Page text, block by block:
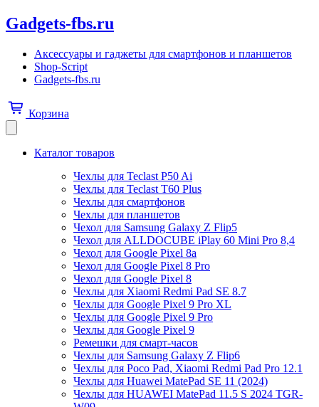
Gadgets-fbs.ru
Аксессуары и гаджеты для смартфонов и планшетов
Shop-Script
Gadgets-fbs.ru
Корзина
Каталог товаров
Чехлы для Teclast P50 Ai
Чехлы для Teclast T60 Plus
Чехлы для смартфонов
Чехлы для планшетов
Чехол для Samsung Galaxy Z Flip5
Чехол для ALLDOCUBE iPlay 60 Mini Pro 8,4
Чехол для Google Pixel 8a
Чехол для Google Pixel 8 Pro
Чехол для Google Pixel 8
Чехлы для Xiaomi Redmi Pad SE 8.7
Чехлы для Google Pixel 9 Pro XL
Чехлы для Google Pixel 9 Pro
Чехлы для Google Pixel 9
Ремешки для смарт-часов
Чехлы для Samsung Galaxy Z Flip6
Чехлы для Poco Pad, Xiaomi Redmi Pad Pro 12.1
Чехлы для Huawei MatePad SE 11 (2024)
Чехлы для HUAWEI MatePad 11.5 S 2024 TGR-